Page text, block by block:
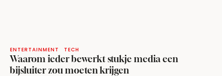
ENTERTAINMENT TECH
Waarom ieder bewerkt stukje media een
bijsluiter zou moeten krijgen